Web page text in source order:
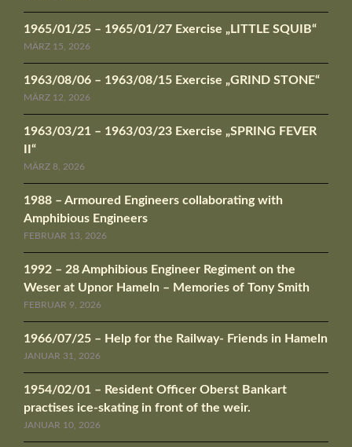
1965/01/25 – 1965/01/27 Exercise „LITTLE SQUIB“
MÄRZ 15, 2026
1963/08/06 – 1963/08/15 Exercise „GRIND STONE“
MÄRZ 12, 2026
1963/03/21 – 1963/03/23 Exercise „SPRING FEVER
II“
MÄRZ 8, 2026
1988 – Armoured Engineers collaborating with
Amphibious Engineers
FEBRUAR 13, 2026
1992 – 28 Amphibious Engineer Regiment on the
Weser at Upnor Hameln – Memories of Tony Smith
FEBRUAR 9, 2026
1966/07/25 – Help for the Railway- Friends in Hameln
JANUAR 31, 2026
1954/02/01 – Resident Officer Oberst Bankart
practises ice-skating in front of the weir.
JANUAR 10, 2026